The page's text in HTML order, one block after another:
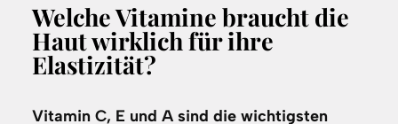
Welche Vitamine braucht die
Haut wirklich für ihre
Elastizität?
Vitamin C, E und A sind die wichtigsten